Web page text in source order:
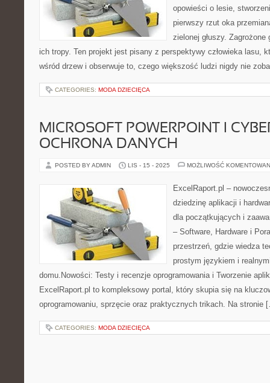
opowieści o lesie,
pierwszy rzut oka
zielonej głuszy.
ich tropy. Ten projekt jest pisany z perspektywy człowieka lasu,
wśród drzew i obserwuje to, czego większość ludzi nigdy nie
CATEGORIES: MODA DZIECIĘCA
MICROSOFT POWERPOINT I
OCHRONA DANYCH
POSTED BY ADMIN LIS - 15 - 2025 MOŻLIWOŚĆ
ExcelRaport.pl –
dziedzinę aplikacji i
dla początkujących i
– Software, Hardware i
przestrzeń, gdzie wiedza
prostym językiem i
domu.Nowości: Testy i recenzje oprogramowania i Tworzenie
ExcelRaport.pl to kompleksowy portal, który skupia się na
oprogramowaniu, sprzęcie oraz praktycznych trikach. Na stronie
CATEGORIES: MODA DZIECIĘCA